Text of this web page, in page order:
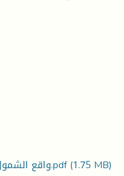
واقع الشمول المالي وافاق تعزيزه في الجزائر.pdf(1.75 MB)